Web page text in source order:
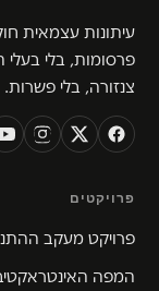
עיתונות עצמאית
פרסומות, בלי בעלי
צנזורה, בלי פשרות.
פרויקטים
פרויקט מעקב
המפה